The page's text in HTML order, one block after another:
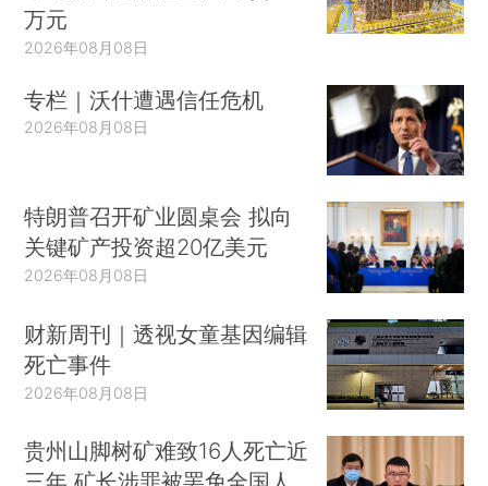
万元
2026年08月08日
专栏｜沃什遭遇信任危机
2026年08月08日
特朗普召开矿业圆桌会 拟向
关键矿产投资超20亿美元
2026年08月08日
财新周刊｜透视女童基因编辑
死亡事件
2026年08月08日
贵州山脚树矿难致16人死亡近